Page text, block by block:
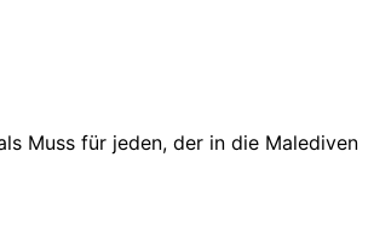
Muss für jeden, der in die Malediven